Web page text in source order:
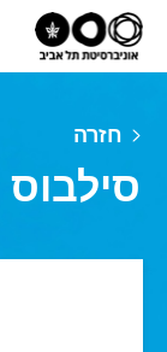
חזרה
סילבוס